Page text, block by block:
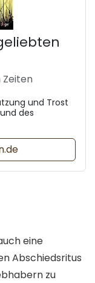
Zeiten
und Trost
des
eine
Abschiedsritus
zu